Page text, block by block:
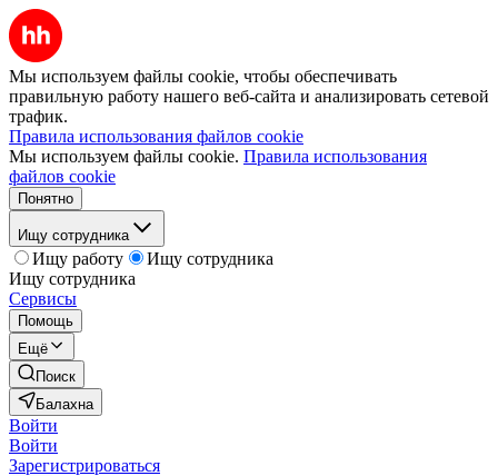
Мы используем файлы cookie, чтобы обеспечивать
правильную работу нашего веб-сайта и анализировать сетевой
трафик.
Правила использования файлов cookie
Мы используем файлы cookie. Правила использования
файлов cookie
Понятно
Ищу сотрудника
Ищу работу
Ищу сотрудника
Ищу сотрудника
Сервисы
Помощь
Ещё
Поиск
Балахна
Войти
Войти
Зарегистрироваться